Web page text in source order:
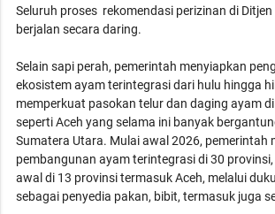
Seluruh proses rekomendasi perizinan di
berjalan secara daring.
Selain sapi perah, pemerintah menyiapkan
ekosistem ayam terintegrasi dari hulu hingga
memperkuat pasokan telur dan daging ayam
seperti Aceh yang selama ini banyak
Sumatera Utara. Mulai awal 2026, pemerintah
pembangunan ayam terintegrasi di 30
awal di 13 provinsi termasuk Aceh, melalui
sebagai penyedia pakan, bibit, termasuk juga